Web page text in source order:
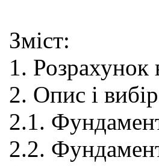
Зміст:
1. Розрахунок
2. Опис і
2.1.
2.2.